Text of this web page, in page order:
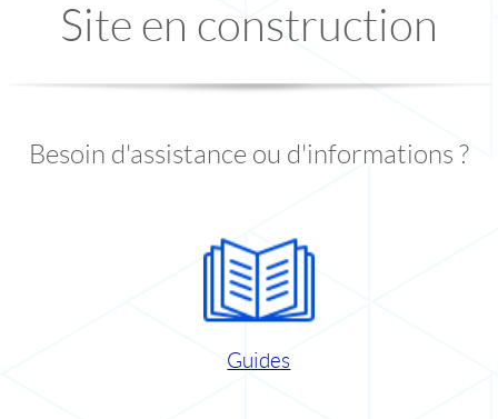
Site en construction
Besoin d'assistance ou d'informations ?
Guides